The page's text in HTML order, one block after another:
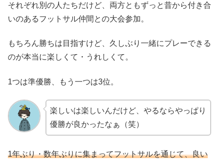
それぞれ別の人たちだけど、両方ともずっと昔から付き合
いのあるフットサル仲間との大会参加。
もちろん勝ちは目指すけど、久しぶり一緒にプレーできる
のが本当に楽しくて・うれしくて。
1つは準優勝、もう一つは3位。
楽しいは楽しいんだけど、やるならやっぱり
優勝が良かったなぁ（笑）
1年ぶり・数年ぶりに集まってフットサルを通じて、良い